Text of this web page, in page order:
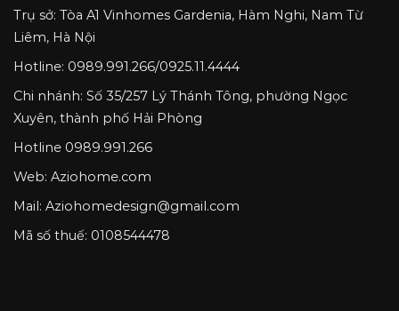
Trụ sở: Tòa A1 Vinhomes Gardenia, Hàm Nghi, Nam Từ
Liêm, Hà Nội
Hotline: 0989.991.266/0925.11.4444
Chi nhánh: Số 35/257 Lý Thánh Tông, phường Ngọc
Xuyên, thành phố Hải Phòng
Hotline 0989.991.266
Web: Aziohome.com
Mail: Aziohomedesign@gmail.com
Mã số thuế: 0108544478